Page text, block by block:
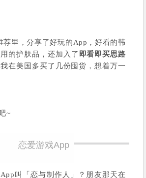
荐里，分享了好玩的App，好看的韩
的护肤品，还加入了 即看即买思路
在美国多买了几份囤货，想着万一
~
恋爱游戏App
叫「恋与制作人」？朋友那天在